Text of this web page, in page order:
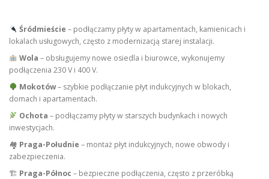
Śródmieście – podłączamy płyty w apartamentach, kamienicach i
lokalach usługowych, często z modernizacją starej instalacji.
Wola – obsługujemy nowe osiedla i biurowce, wykonujemy
podłączenia 230 V i 400 V.
Mokotów– szybkie podłączanie płyt indukcyjnych w blokach,
domach i apartamentach.
Ochota – podłączamy płyty w starszych budynkach i nowych
inwestycjach.
🏘 Praga-Południe – montaż płyt indukcyjnych, nowe obwody i
zabezpieczenia.
🏗 Praga-Północ – bezpieczne podłączenia, często z przeróbką